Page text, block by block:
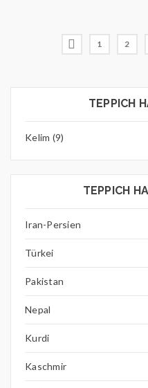
TEPPICH
Kelim (9)
TEPPICH
Iran-Persien
Türkei
Pakistan
Nepal
Kurdi
Kaschmir
1 2